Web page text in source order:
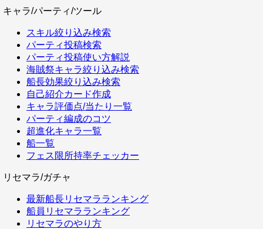
キャラ/パーティ/ツール
スキル絞り込み検索
パーティ投稿検索
パーティ投稿使い方解説
海賊祭キャラ絞り込み検索
船長効果絞り込み検索
自己紹介カード作成
キャラ評価点/当たり一覧
パーティ編成のコツ
超進化キャラ一覧
船一覧
フェス限所持率チェッカー
リセマラ/ガチャ
最新船長リセマラランキング
船員リセマラランキング
リセマラのやり方